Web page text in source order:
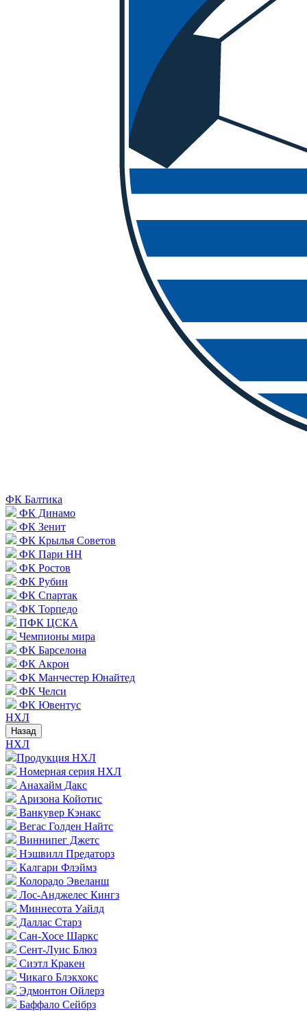
ФК Балтика
ФК Динамо
ФК Зенит
ФК Крылья Советов
ФК Пари НН
ФК Ростов
ФК Рубин
ФК Спартак
ФК Торпедо
ПФК ЦСКА
Чемпионы мира
ФК Барселона
ФК Акрон
ФК Манчестер Юнайтед
ФК Челси
ФК Ювентус
НХЛ
Назад
НХЛ
Продукция НХЛ
Номерная серия НХЛ
Анахайм Дакс
Аризона Койотис
Ванкувер Кэнакс
Вегас Голден Найтс
Виннипег Джетс
Нэшвилл Предаторз
Калгари Флэймз
Колорадо Эвеланш
Лос-Анджелес Кингз
Миннесота Уайлд
Даллас Старз
Сан-Хосе Шаркс
Сент-Луис Блюз
Сиэтл Кракен
Чикаго Блэкхокс
Эдмонтон Ойлерз
Баффало Сейбрз